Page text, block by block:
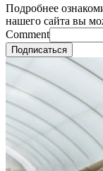
Подробнее
нашего сайта вы
Comment
Подписаться